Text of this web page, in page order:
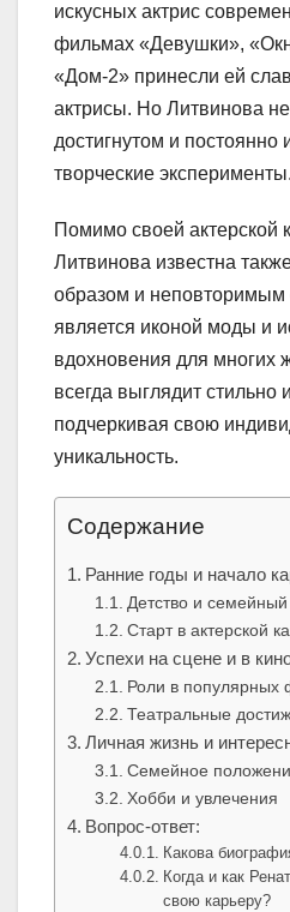
искусных актрис
фильмах «Девушки»,
«Дом-2» принесли ей
актрисы. Но Литвинова
достигнутом и
творческие эксперименты.
Помимо своей актерской
Литвинова известна
образом и неповторимым
является иконой моды и
вдохновения для многих
всегда выглядит стильно
подчеркивая свою
уникальность.
Содержание
Ранние годы и начало
Детство и
Старт в актерской
Успехи на сцене и в
Роли в популярных
Театральные
Личная жизнь и
Семейное
Хобби и увлечения
Вопрос-ответ:
Какова
Когда и как
свою карьеру?